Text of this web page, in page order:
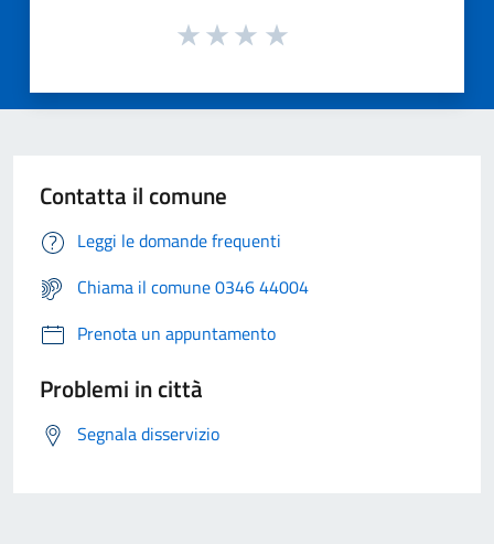
Contatta il comune
Leggi le domande frequenti
Chiama il comune 0346 44004
Prenota un appuntamento
Problemi in città
Segnala disservizio